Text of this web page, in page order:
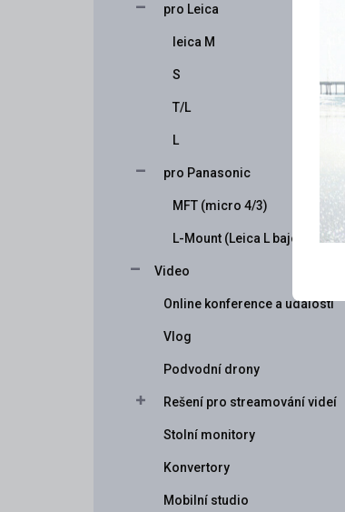
pro Leica
leica M
S
T/L
L
pro Panasonic
MFT (micro 4/3)
L-Mount (Leica L bajonet)
Video
Online konference a události
Vlog
Podvodní drony
Rešení pro streamování videí
Stolní monitory
Konvertory
Mobilní studio